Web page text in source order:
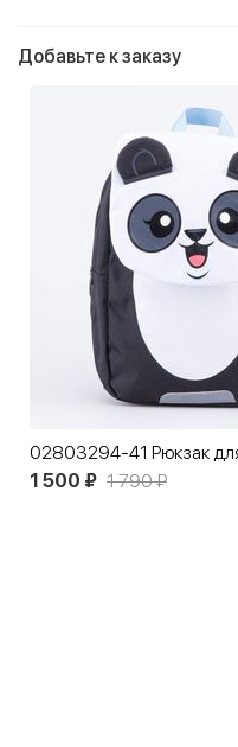
Добавьте к заказу
1 500 ₽ 1 790 ₽